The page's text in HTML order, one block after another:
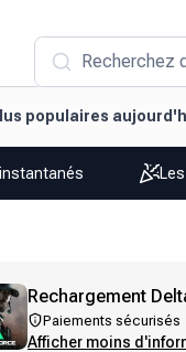
Recherchez
populaires
Rechargement
Paiements sécurisés
Afficher moins